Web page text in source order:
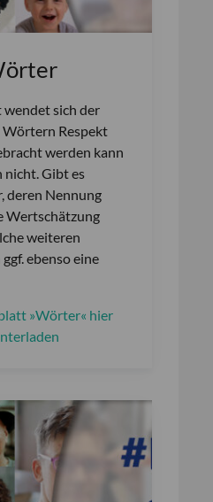
sich der
Wörtern Respekt
werden kann
nicht. Gibt es
deren Nennung
Wertschätzung
weiteren
ebenso eine
»Wörter« hier